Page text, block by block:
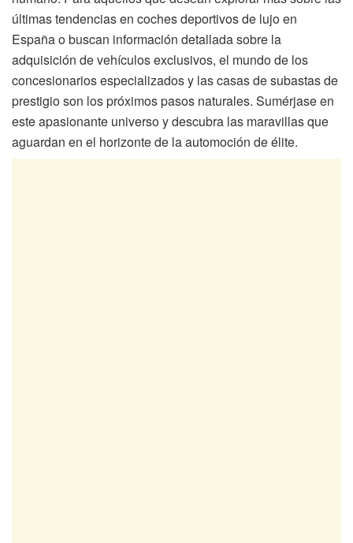
últimas tendencias en coches deportivos de lujo en
España o buscan información detallada sobre la
adquisición de vehículos exclusivos, el mundo de los
concesionarios especializados y las casas de subastas de
prestigio son los próximos pasos naturales. Sumérjase en
este apasionante universo y descubra las maravillas que
aguardan en el horizonte de la automoción de élite.